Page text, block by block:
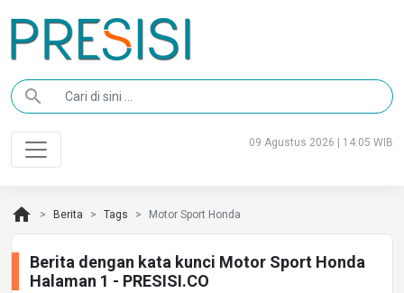
search
09 Agustus 2026 | 14:05 WIB
home Berita Tags Motor Sport Honda
Berita dengan kata kunci Motor Sport Honda
Halaman 1 - PRESISI.CO